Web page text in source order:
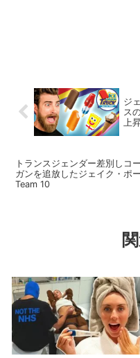
ジ
ス
上
トランスジェンダー差別しコ
ガンを追放したジェイク・ポ
Team 10